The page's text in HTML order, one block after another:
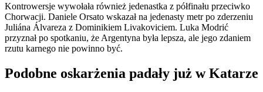
Kontrowersje wywołała również jedenastka z półfinału przeciwko
Chorwacji. Daniele Orsato wskazał na jedenasty metr po zderzeniu
Juliána Álvareza z Dominikiem Livakoviciem. Luka Modrić
przyznał po spotkaniu, że Argentyna była lepsza, ale jego zdaniem
rzutu karnego nie powinno być.
Podobne oskarżenia padały już w Katarze